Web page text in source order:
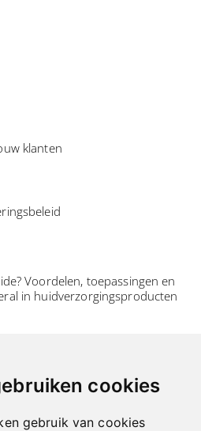
cookies
gebruik van cookies
klanten
Voordelen, toepassingen en
in huidverzorgingsproducten
op de meest natuurlijke manier
vetgehalte: mythe of